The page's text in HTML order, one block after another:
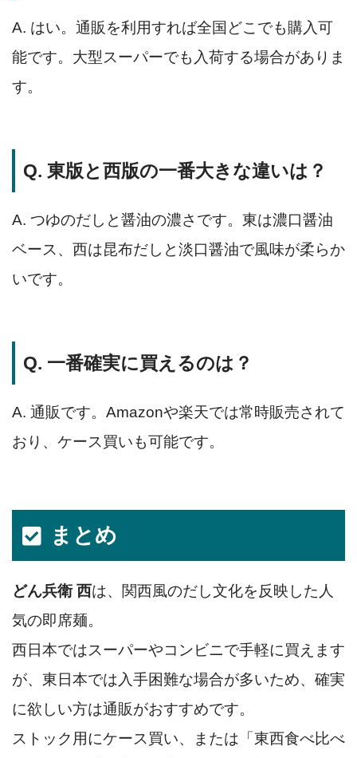
A. はい。通販を利用すれば全国どこでも購入可
能です。大型スーパーでも入荷する場合がありま
す。
Q. 東版と西版の一番大きな違いは？
A. つゆのだしと醤油の濃さです。東は濃口醤油
ベース、西は昆布だしと淡口醤油で風味が柔らか
いです。
Q. 一番確実に買えるのは？
A. 通販です。Amazonや楽天では常時販売されて
おり、ケース買いも可能です。
まとめ
どん兵衛 西は、関西風のだし文化を反映した人
気の即席麺。
西日本ではスーパーやコンビニで手軽に買えます
が、東日本では入手困難な場合が多いため、確実
に欲しい方は通販がおすすめです。
ストック用にケース買い、または「東西食べ比べ